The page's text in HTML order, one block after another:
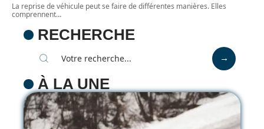
La reprise de véhicule peut se faire de différentes manières. Elles
comprennent…
RECHERCHE
À LA UNE